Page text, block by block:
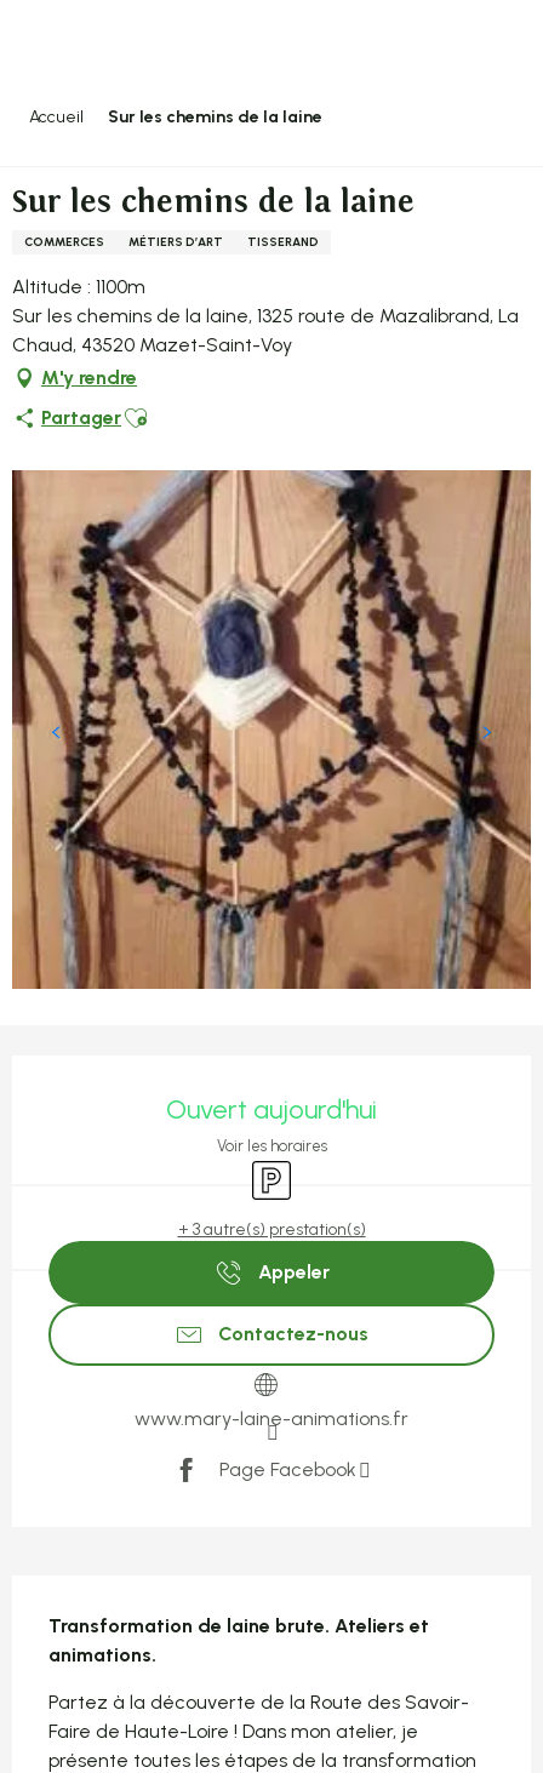
Accueil Sur les chemins de la laine
Sur les chemins de la laine
COMMERCES MÉTIERS D’ART TISSERAND
Altitude : 1100m
Sur les chemins de la laine, 1325 route de Mazalibrand, La
Chaud, 43520 Mazet-Saint-Voy
M'y rendre
PartagerAjouter aux favoris
Ouvert aujourd'hui
Voir les horaires
Parking
+ 3 autre(s) prestation(s)
Appeler
Contactez-nous
www.mary-laine-animations.fr
Page Facebook
Transformation de laine brute. Ateliers et
animations.
Partez à la découverte de la Route des Savoir-
Faire de Haute-Loire ! Dans mon atelier, je
présente toutes les étapes de la transformation